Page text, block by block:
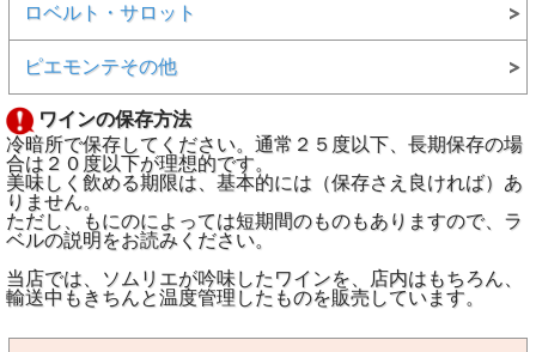
ロベルト・サロット
ピエモンテその他
ワインの保存方法
冷暗所で保存してください。通常２５度以下、長期保存の場
合は２０度以下が理想的です。
美味しく飲める期限は、基本的には（保存さえ良ければ）あ
りません。
ただし、もにのによっては短期間のものもありますので、ラ
ベルの説明をお読みください。
当店では、ソムリエが吟味したワインを、店内はもちろん、
輸送中もきちんと温度管理したものを販売しています。